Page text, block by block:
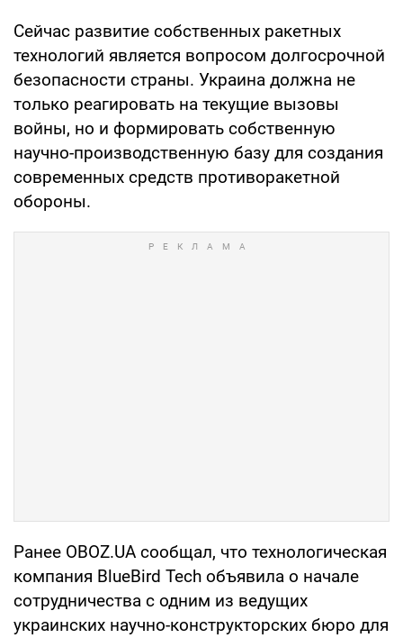
Сейчас развитие собственных ракетных
технологий является вопросом долгосрочной
безопасности страны. Украина должна не
только реагировать на текущие вызовы
войны, но и формировать собственную
научно-производственную базу для создания
современных средств противоракетной
обороны.
Ранее OBOZ.UA сообщал, что технологическая
компания BlueBird Tech объявила о начале
сотрудничества с одним из ведущих
украинских научно-конструкторских бюро для